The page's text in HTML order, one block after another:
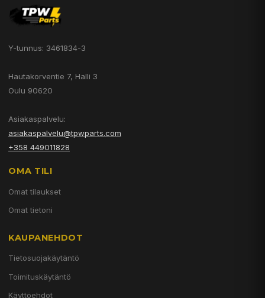
Y-tunnus: 3461834-3
Hautakorventie 7, Halli 3
Oulu 90620
Asiakaspalvelu:
asiakaspalvelu@tpwparts.com
+358 449011828
OMA TILI
Omat tilaukset
Omat tietoni
KAUPANEHDOT
Tietosuojakäytäntö
Toimituskäytäntö
Käyttöehdot